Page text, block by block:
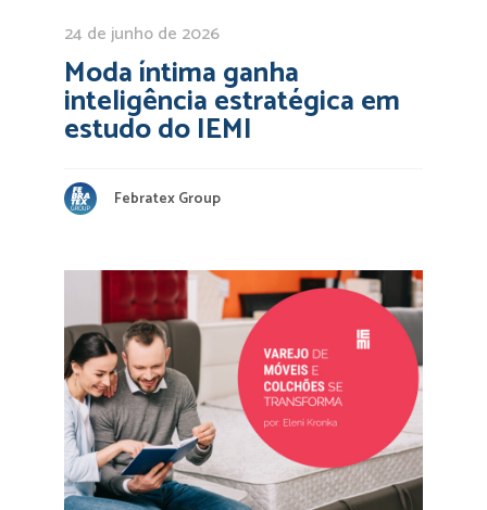
24 de junho de 2026
Moda íntima ganha
inteligência estratégica em
estudo do IEMI
Febratex Group